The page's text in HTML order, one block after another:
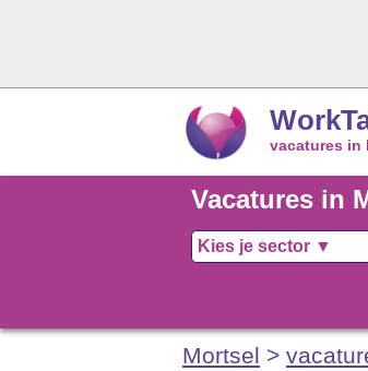
vacatures in
Vacatures in
Mortsel >